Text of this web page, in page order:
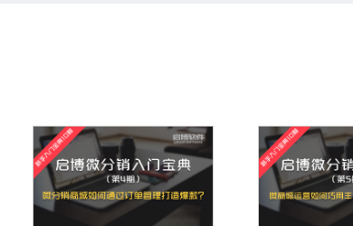
团购供应链
医美线下门店拓客